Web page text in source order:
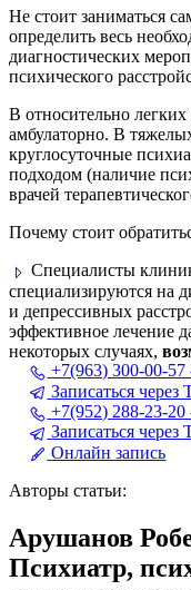
Не стоит заниматься
определить весь
диагностических
психического
В относительно
амбулаторно. В
круглосуточные
подходом (наличие
врачей
Почему стоит
Специалисты
специализируются на
и депрессивных
эффективное лечение
некоторых случаях,
+7(963) 300-00-
Записаться через
+7(952) 288-23-
Записаться через
Онлайн запись
Авторы статьи:
Арушанов
Психиатр,